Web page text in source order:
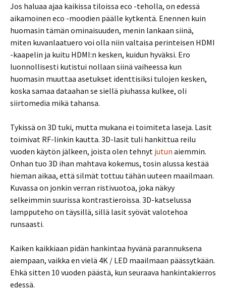
Jos haluaa ajaa kaikissa tiloissa eco -teholla, on edessä
aikamoinen eco -moodien päälle kytkentä. Enennen kuin
huomasin tämän ominaisuuden, menin lankaan siinä,
miten kuvanlaatuero voi olla niin valtaisa perinteisen HDMI
-kaapelin ja kuitu HDMI:n kesken, kuidun hyväksi. Ero
luonnollisesti kutistui nollaan siinä vaiheessa kun
huomasin muuttaa asetukset identtisiksi tulojen kesken,
koska samaa dataahan se siellä piuhassa kulkee, oli
siirtomedia mikä tahansa.
Tykissä on 3D tuki, mutta mukana ei toimiteta laseja. Lasit
toimivat RF-linkin kautta. 3D-lasit tuli hankittua reilu
vuoden käytön jälkeen, joista olen tehnyt jutun aiemmin.
Onhan tuo 3D ihan mahtava kokemus, tosin alussa kestää
hieman aikaa, että silmät tottuu tähän uuteen maailmaan.
Kuvassa on jonkin verran ristivuotoa, joka näkyy
selkeimmin suurissa kontrastieroissa. 3D-katselussa
lampputeho on täysillä, sillä lasit syövät valotehoa
runsaasti.
Kaiken kaikkiaan pidän hankintaa hyvänä parannuksena
aiempaan, vaikka en vielä 4K / LED maailmaan päässytkään.
Ehkä sitten 10 vuoden päästä, kun seuraava hankintakierros
edessä.